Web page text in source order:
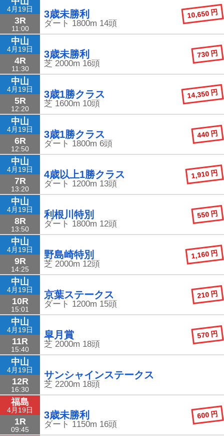
4月19日
3R
11:00
3歳未勝利
ダート 1800m 14頭
10,650 円
中山
4月19日
4R
11:30
3歳未勝利
芝 2000m 16頭
730 円
中山
4月19日
5R
12:20
3歳1勝クラス
芝 1600m 10頭
14,350 円
中山
4月19日
6R
12:50
3歳1勝クラス
ダート 1800m 6頭
440 円
中山
4月19日
7R
13:20
4歳以上1勝クラス
ダート 1200m 13頭
1,910 円
中山
4月19日
8R
13:50
利根川特別
ダート 1800m 12頭
550 円
中山
4月19日
9R
14:25
野島崎特別
芝 2000m 12頭
1,160 円
中山
4月19日
10R
15:01
京葉ステークス
ダート 1200m 15頭
210 円
中山
4月19日
11R
15:40
皐月賞
芝 2000m 18頭
570 円
中山
4月19日
12R
16:30
サンシャインステークス
芝 2200m 18頭
福島
4月19日
1R
09:45
3歳未勝利
ダート 1150m 16頭
600 円